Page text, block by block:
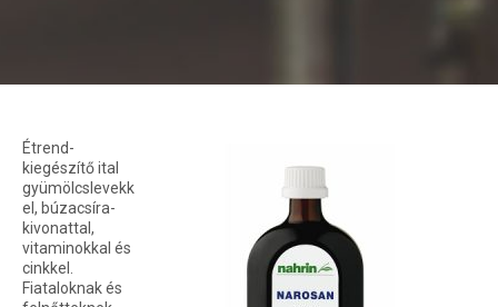
Étrend-
kiegészítő ital
gyümölcslevekk
el, búzacsíra-
kivonattal,
vitaminokkal és
cinkkel.
Fiataloknak és